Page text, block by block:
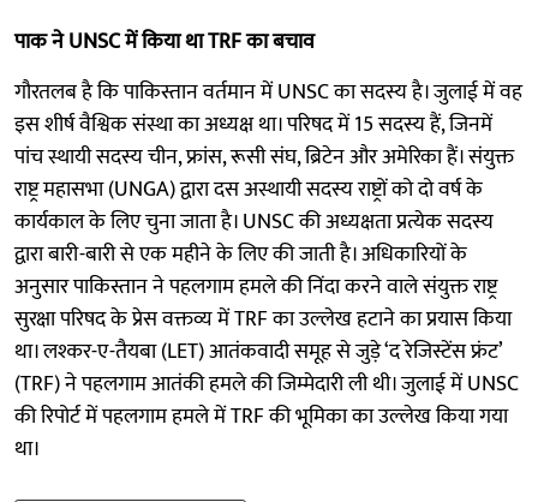
पाक ने UNSC में किया था TRF का बचाव
गौरतलब है कि पाकिस्तान वर्तमान में UNSC का सदस्य है। जुलाई में वह
इस शीर्ष वैश्विक संस्था का अध्यक्ष था। परिषद में 15 सदस्य हैं, जिनमें
पांच स्थायी सदस्य चीन, फ्रांस, रूसी संघ, ब्रिटेन और अमेरिका हैं। संयुक्त
राष्ट्र महासभा (UNGA) द्वारा दस अस्थायी सदस्य राष्ट्रों को दो वर्ष के
कार्यकाल के लिए चुना जाता है। UNSC की अध्यक्षता प्रत्येक सदस्य
द्वारा बारी-बारी से एक महीने के लिए की जाती है। अधिकारियों के
अनुसार पाकिस्तान ने पहलगाम हमले की निंदा करने वाले संयुक्त राष्ट्र
सुरक्षा परिषद के प्रेस वक्तव्य में TRF का उल्लेख हटाने का प्रयास किया
था। लश्कर-ए-तैयबा (LET) आतंकवादी समूह से जुड़े ‘द रेजिस्टेंस फ्रंट’
(TRF) ने पहलगाम आतंकी हमले की जिम्मेदारी ली थी। जुलाई में UNSC
की रिपोर्ट में पहलगाम हमले में TRF की भूमिका का उल्लेख किया गया
था।